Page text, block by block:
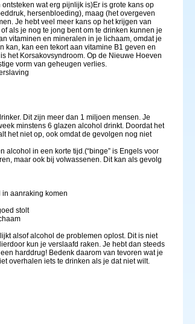
wat erg pijnlijk is)Er is grote kans op
hersenbloeding), maag (het overgeven
Je hebt veel meer kans op het krijgen van
als je nog te jong bent om te drinken kunnen je
vitaminen en mineralen in je lichaam, omdat je
kan, kan een tekort aan vitamine B1 geven en
het Korsakovsyndroom. Op de Nieuwe Hoeven
vorm van geheugen verlies.
Dit zijn meer dan 1 miljoen mensen. Je
minstens 6 glazen alcohol drinkt. Doordat het
het niet op, ook omdat de gevolgen nog niet
alcohol in een korte tijd.(“binge” is Engels voor
maar ook bij volwassenen. Dit kan als gevolg
aanraking komen
stolt
alsof alcohol de problemen oplost. Dit is niet
kun je verslaafd raken. Je hebt dan steeds
harddrug! Bedenk daarom van tevoren wat je
overhalen iets te drinken als je dat niet wilt.